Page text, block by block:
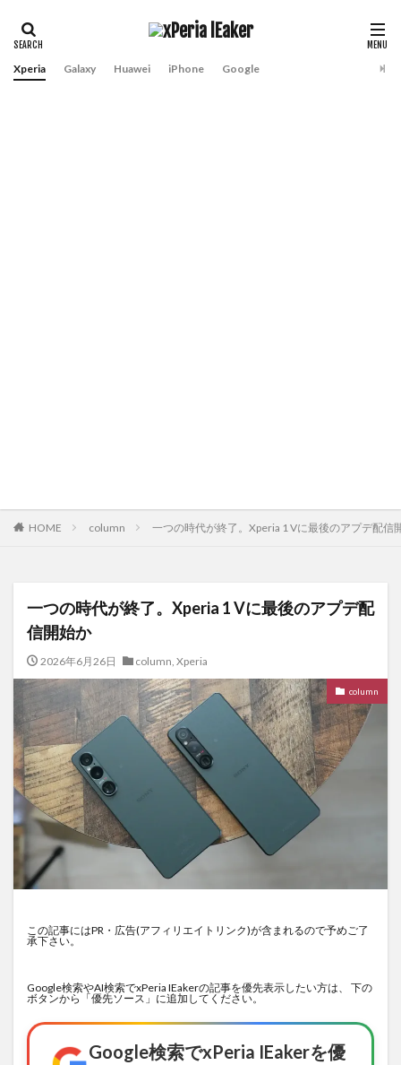
Xperia Galaxy Huawei iPhone Google
HOME column 一つの時代が終了。Xperia 1 Vに最後のアプデ配信
一つの時代が終了。Xperia 1 Vに最後のアプデ配
信開始か
2026年6月26日 column, Xperia
column
この記事にはPR・広告(アフィリエイトリンク)が含まれるので予めご了
承下さい。
Google検索やAI検索でxPeria IEakerの記事を優先表示したい方は、 下の
ボタンから「優先ソース」に追加してください。
Google検索でxPeria IEakerを優